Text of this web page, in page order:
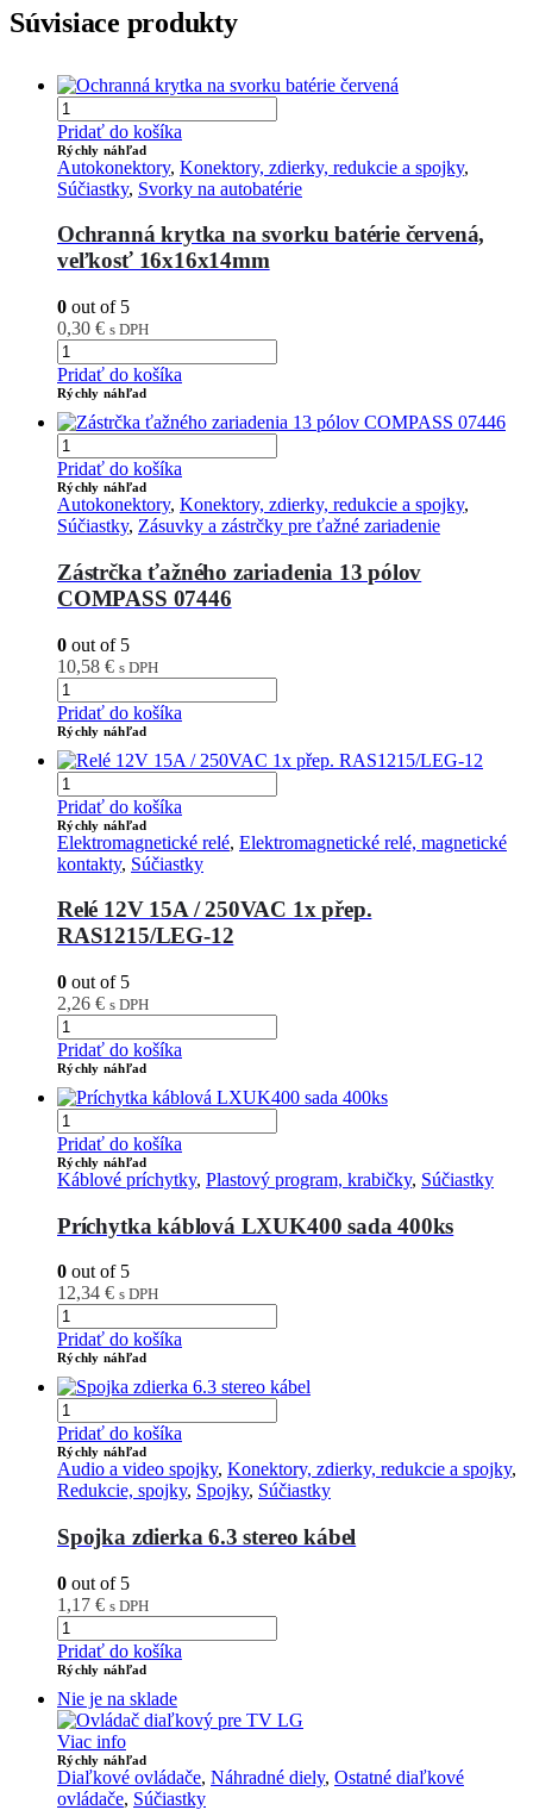
Súvisiace produkty
Pridať do košíka
Rýchly náhľad
Autokonektory, Konektory, zdierky, redukcie a spojky,
Súčiastky, Svorky na autobatérie
Ochranná krytka na svorku batérie červená,
veľkosť 16x16x14mm
0 out of 5
0,30 € s DPH
Pridať do košíka
Rýchly náhľad
Pridať do košíka
Rýchly náhľad
Autokonektory, Konektory, zdierky, redukcie a spojky,
Súčiastky, Zásuvky a zástrčky pre ťažné zariadenie
Zástrčka ťažného zariadenia 13 pólov
COMPASS 07446
0 out of 5
10,58 € s DPH
Pridať do košíka
Rýchly náhľad
Pridať do košíka
Rýchly náhľad
Elektromagnetické relé, Elektromagnetické relé, magnetické
kontakty, Súčiastky
Relé 12V 15A / 250VAC 1x přep.
RAS1215/LEG-12
0 out of 5
2,26 € s DPH
Pridať do košíka
Rýchly náhľad
Pridať do košíka
Rýchly náhľad
Káblové príchytky, Plastový program, krabičky, Súčiastky
Príchytka káblová LXUK400 sada 400ks
0 out of 5
12,34 € s DPH
Pridať do košíka
Rýchly náhľad
Pridať do košíka
Rýchly náhľad
Audio a video spojky, Konektory, zdierky, redukcie a spojky,
Redukcie, spojky, Spojky, Súčiastky
Spojka zdierka 6.3 stereo kábel
0 out of 5
1,17 € s DPH
Pridať do košíka
Rýchly náhľad
Nie je na sklade
Viac info
Rýchly náhľad
Diaľkové ovládače, Náhradné diely, Ostatné diaľkové
ovládače, Súčiastky